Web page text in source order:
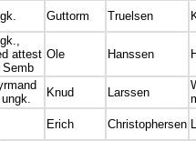
Guttorm Truelsen
attest
Semb
Ole Hanssen
Knud Larssen
Erich Christophersen